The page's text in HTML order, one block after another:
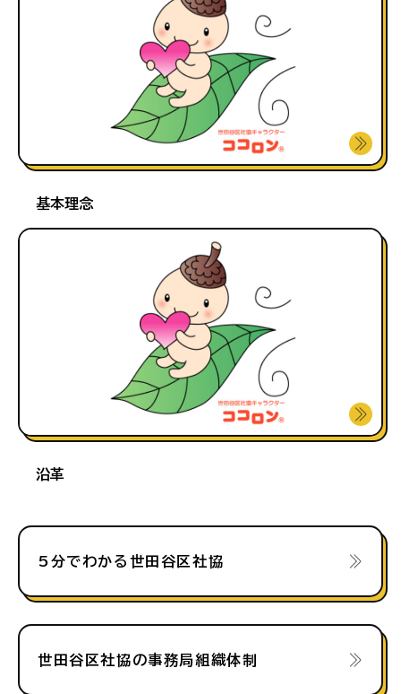
基本理念
沿革
5分でわかる世田谷区社協
世田谷区社協の事務局組織体制